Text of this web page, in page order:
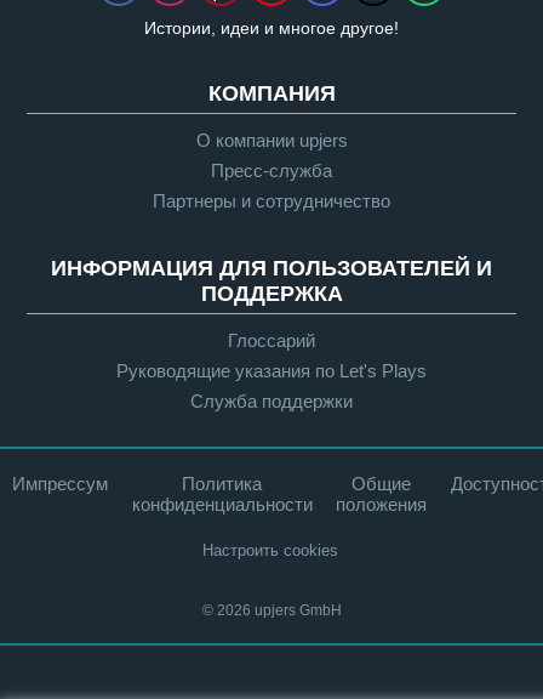
Истории, идеи и многое другое!
КОМПАНИЯ
О компании upjers
Пресс-служба
Партнеры и сотрудничество
ИНФОРМАЦИЯ ДЛЯ ПОЛЬЗОВАТЕЛЕЙ И
ПОДДЕРЖКА
Глоссарий
Руководящие указания по Let's Plays
Служба поддержки
Импрессум
Политика
конфиденциальности
Общие
положения
Настроить cookies
© 2026 upjers GmbH